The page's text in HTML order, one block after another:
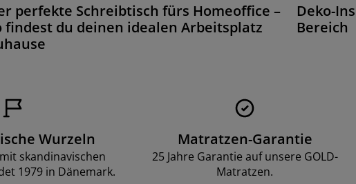
perfekte Schreibtisch fürs Homeoffice –
findest du deinen idealen Arbeitsplatz
Deko-
Bereich
Wurzeln
skandinavischen
1979 in Dänemark.
Matratzen-Garantie
25 Jahre Garantie auf unsere GOLD-
Matratzen.